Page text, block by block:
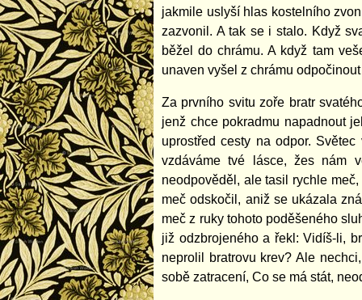
jakmile uslyší hlas kostelního
zazvonil. A tak se i stalo. Když
běžel do chrámu. A když tam
unaven vyšel z chrámu
Za prvního svitu zoře bratr
jenž chce pokradmu napadnout
uprostřed cesty na odpor.
vzdáváme tvé lásce, žes nám
neodpověděl, ale tasil rychle
meč odskočil, aniž se ukázala
meč z ruky tohoto poděšeného
již odzbrojeného a řekl: Vidíš-li,
neprolil bratrovu krev? Ale
sobě zatracení, Co se má stát,